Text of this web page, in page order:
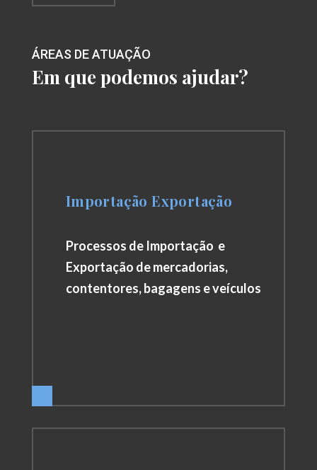
ÁREAS DE ATUAÇÃO
Em que podemos ajudar?
Importação Exportação
Processos de Importação e
Exportação de mercadorias,
contentores, bagagens e veículos